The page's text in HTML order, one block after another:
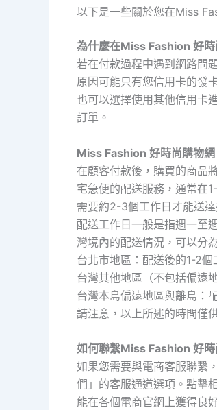
以下是一些關於您在Miss
為什麼在Miss Fashion 好
若在付款過程中遇到網路問
原因可能只有您信用卡的發
也可以選擇使用其他信用卡
訂單。
Miss Fashion 好時尚購物網
在顧客付款後，購買的商品
宅急便的配送服務，通常在
需要約2-3個工作日才能送達
配送工作日一般是指週一至
灣境內的配送情況，可以分
台北市地區：配送後的1-2個
台灣其他地區（不包括偏遠
台灣本島偏遠地區與離島：
請注意，以上所述的時間僅
如何聯繫Miss Fashion 好時
如果您需要與電商客服聯繫
們」的客服通道選項。點擊
能在各個電商官網上獲得良